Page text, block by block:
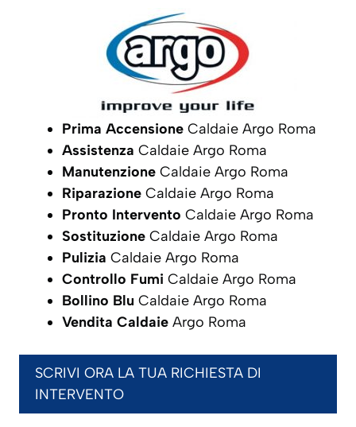
Prima Accensione Caldaie Argo Roma
Assistenza Caldaie Argo Roma
Manutenzione Caldaie Argo Roma
Riparazione Caldaie Argo Roma
Pronto Intervento Caldaie Argo Roma
Sostituzione Caldaie Argo Roma
Pulizia Caldaie Argo Roma
Controllo Fumi Caldaie Argo Roma
Bollino Blu Caldaie Argo Roma
Vendita Caldaie Argo Roma
SCRIVI ORA LA TUA RICHIESTA DI
INTERVENTO